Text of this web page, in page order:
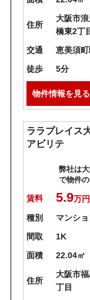
住所
大阪市
橋東2丁
交通
恵美須町
徒歩
5分
物件情報を見る
ララプレイス
アビリテ
弊社は
で物件
賃料 5.9万円
種別
マンシ
間取
1K
面積
22.04㎡
住所
大阪市
丁目